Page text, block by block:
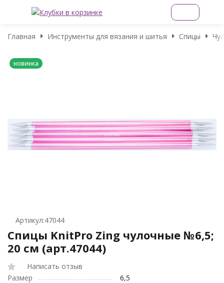
Главная Инструменты для вязания и шитья Спицы
новинка
Артикул:47044
Спицы KnitPro Zing чулочные №6,5;
20 см (арт.47044)
Написать отзыв
Размер
6,5